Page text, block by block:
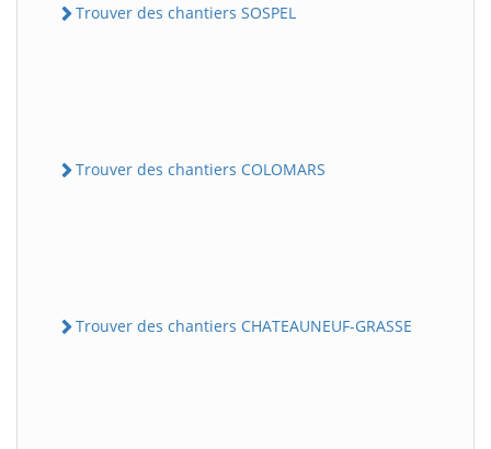
Trouver des chantiers SOSPEL
Trouver des chantiers COLOMARS
Trouver des chantiers CHATEAUNEUF-GRASSE